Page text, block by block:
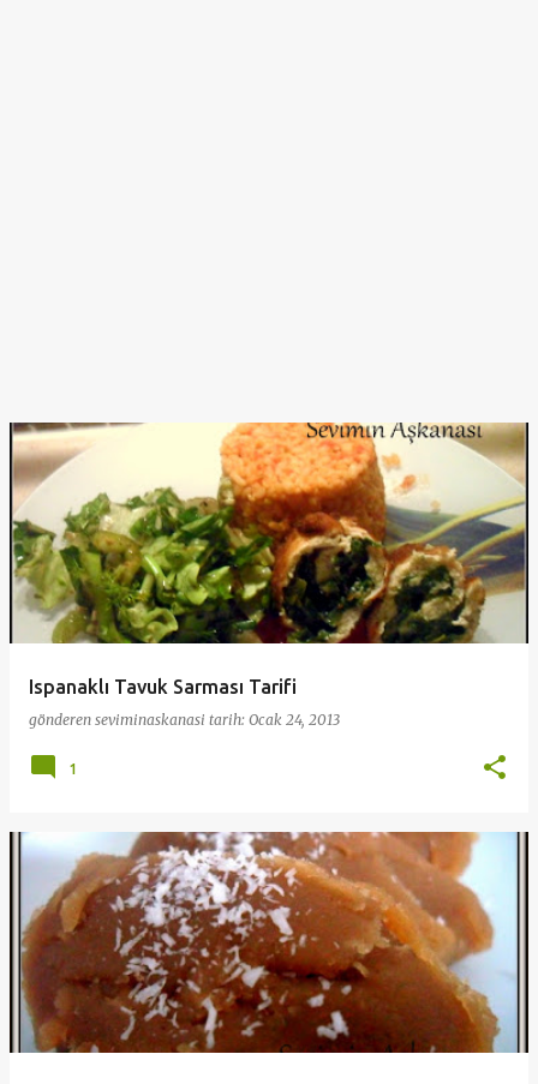
Ispanaklı Tavuk Sarması Tarifi
gönderen seviminaskanasi tarih: Ocak 24, 2013
1